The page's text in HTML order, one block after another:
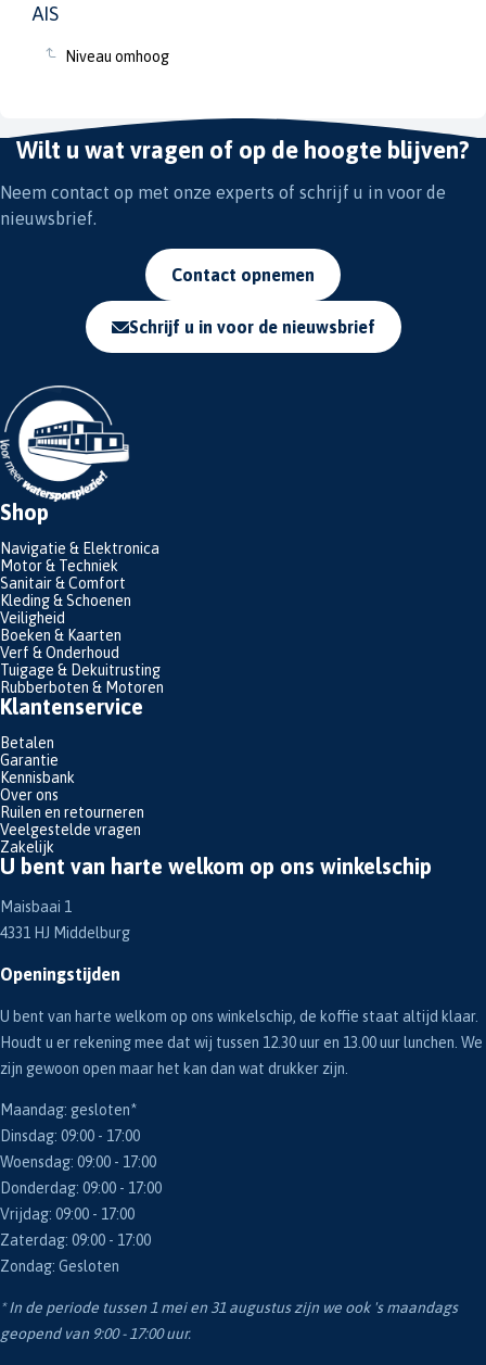
AIS
Niveau omhoog
Wilt u wat vragen of op de hoogte blijven?
Neem contact op met onze experts of schrijf u in voor de
nieuwsbrief.
Contact opnemen
Schrijf u in voor de nieuwsbrief
Shop
Navigatie & Elektronica
Motor & Techniek
Sanitair & Comfort
Kleding & Schoenen
Veiligheid
Boeken & Kaarten
Verf & Onderhoud
Tuigage & Dekuitrusting
Rubberboten & Motoren
Klantenservice
Betalen
Garantie
Kennisbank
Over ons
Ruilen en retourneren
Veelgestelde vragen
Zakelijk
U bent van harte welkom op ons winkelschip
Maisbaai 1
4331 HJ Middelburg
Openingstijden
U bent van harte welkom op ons winkelschip, de koffie staat altijd klaar.
Houdt u er rekening mee dat wij tussen 12.30 uur en 13.00 uur lunchen. We
zijn gewoon open maar het kan dan wat drukker zijn.
Maandag: gesloten*
Dinsdag: 09:00 - 17:00
Woensdag: 09:00 - 17:00
Donderdag: 09:00 - 17:00
Vrijdag: 09:00 - 17:00
Zaterdag: 09:00 - 17:00
Zondag: Gesloten
* In de periode tussen 1 mei en 31 augustus zijn we ook 's maandags
geopend van 9:00 - 17:00 uur.